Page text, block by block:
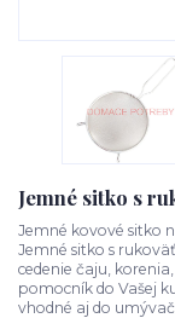
Jemné sitko s
Jemné kovové sitko
Jemné sitko s
cedenie čaju,
pomocník do Vašej
vhodné aj do